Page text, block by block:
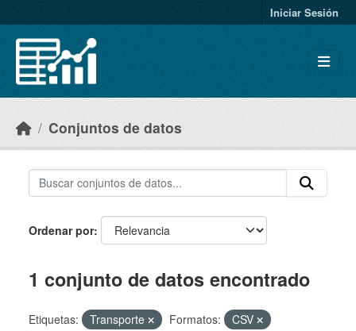
Iniciar Sesión
Conjuntos de datos
Ordenar por
1 conjunto de datos encontrado
Etiquetas: Transporte Formatos:
CSV